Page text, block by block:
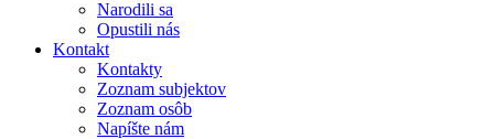
Narodili sa
Opustili nás
Kontakt
Kontakty
Zoznam subjektov
Zoznam osôb
Napíšte nám